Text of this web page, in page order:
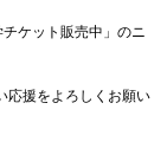
ケット販売中」のニ
応援をよろしくお願い